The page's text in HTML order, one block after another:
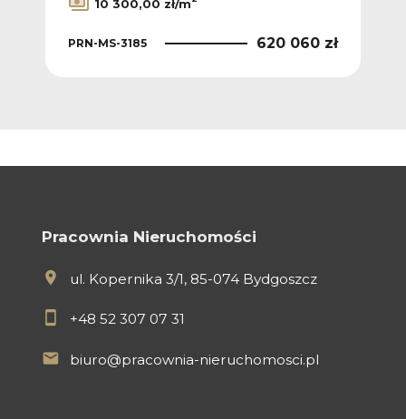
10 300,00 zł/m
PRN-MS-3185 620 060 zł
Pracownia Nieruchomości
ul. Kopernika 3/1, 85-074 Bydgoszcz
+48 52 307 07 31
biuro@pracownia-nieruchomosci.pl